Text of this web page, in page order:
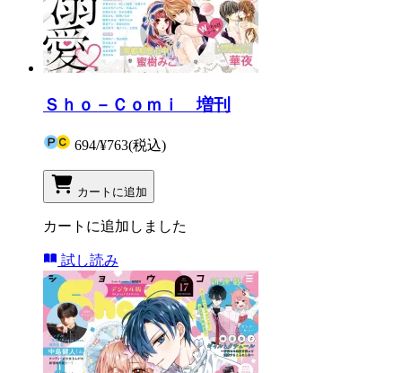
Ｓｈｏ－Ｃｏｍｉ 増刊
694/¥763(税込)
カートに追加
カートに追加しました
試し読み